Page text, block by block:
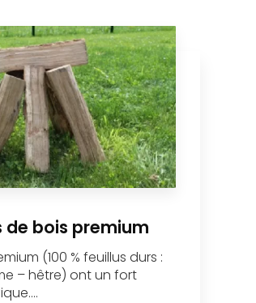
de bois premium
(100 % feuillus durs :
– hêtre) ont un fort